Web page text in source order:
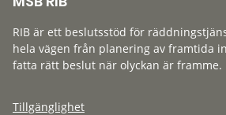
RIB är ett beslutsstöd för
hela vägen från planering av framtida
fatta rätt beslut när olyckan är framme.
Tillgänglighet